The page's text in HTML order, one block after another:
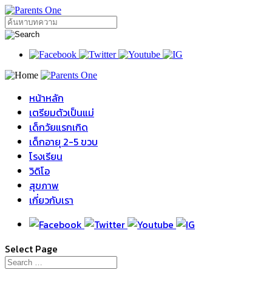
หน้าหลัก
เตรียมตัวเป็นแม่
เด็กวัยแรกเกิด
เด็กอายุ 2-5 ขวบ
โรงเรียน
วิดิโอ
สุขภาพ
เกี่ยวกับเรา
Select Page